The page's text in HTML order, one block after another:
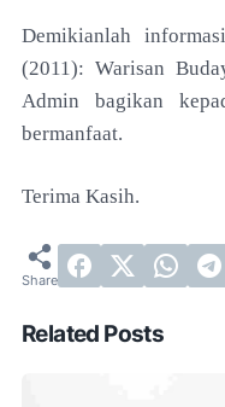
Demikianlah
(2011): Warisan
Admin bagikan
bermanfaat.
Terima Kasih.
Related Posts